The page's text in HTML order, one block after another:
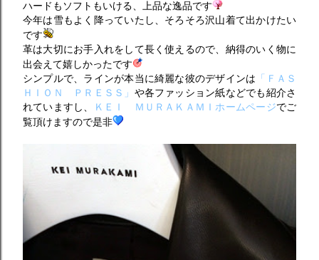
ハードもソフトもいける、上品な逸品です
今年は雪もよく降っていたし、そろそろ沢山着て出かけたい
です
革は大切にお手入れをして長く使えるので、納得のいく物に
出会えて嬉しかったです
シンプルで、ラインが本当に綺麗な彼のデザインは 「ＦＡＳ
ＨＩＯＮ ＰＲＥＳＳ」 や各ファッション紙などでも紹介さ
れていますし、
ＫＥＩ ＭＵＲＡＫＡＭＩホームページでご
覧頂けますので是非